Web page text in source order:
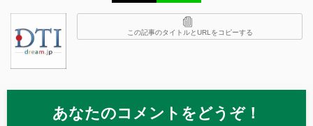
この記事のタイトルとURLをコピーする
あなたのコメントをどうぞ！